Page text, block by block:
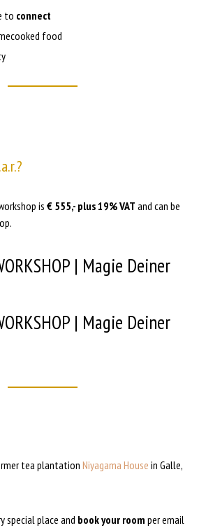
to connect
food
is € 555,- plus 19% VAT and can be
| Magie Deiner
| Magie Deiner
tea plantation Niyagama House in Galle,
special place and book your room per email